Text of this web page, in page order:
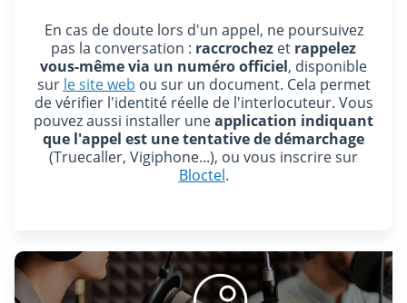
En cas de doute lors d'un appel, ne poursuivez
pas la conversation : raccrochez et rappelez
vous-même via un numéro officiel, disponible
sur le site web ou sur un document. Cela permet
de vérifier l'identité réelle de l'interlocuteur. Vous
pouvez aussi installer uneapplication indiquant
que l'appel est une tentative de démarchage
(Truecaller, Vigiphone...), ou vous inscrire sur
Bloctel.